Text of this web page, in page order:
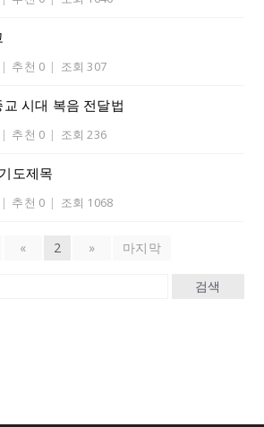
| 추천 0 | 조회 307
시대 복음 전달법
| 추천 0 | 조회 236
도제목
| 추천 0 | 조회 1068
« 2 » 마지막
검색